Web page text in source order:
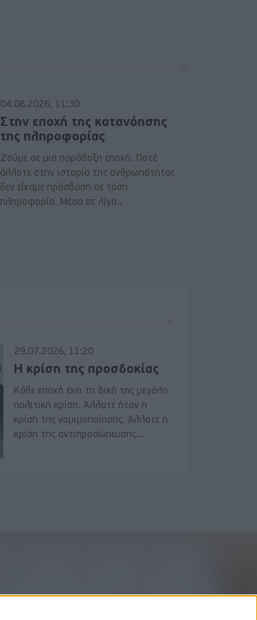
04.08.2026, 11:30
Στην εποχή της κατανόησης
της πληροφορίας
Ζούμε σε μια παράδοξη εποχή. Ποτέ
άλλοτε στην ιστορία της ανθρωπότητας
δεν είχαμε πρόσβαση σε τόση
πληροφορία. Μέσα σε λίγα..
29.07.2026, 11:20
Η κρίση της προσδοκίας
Κάθε εποχή έχει τη δική της μεγάλη
πολιτική κρίση. Άλλοτε ήταν η
κρίση της νομιμοποίησης. Άλλοτε η
κρίση της αντιπροσώπευσης...